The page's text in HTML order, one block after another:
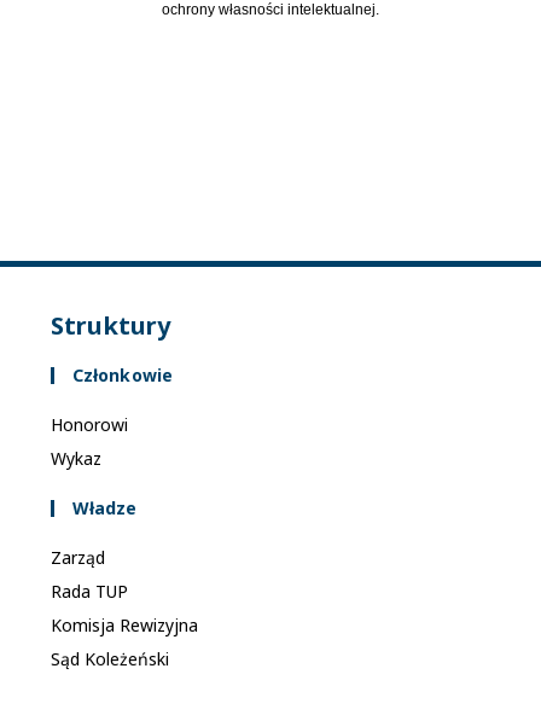
ochrony własności intelektualnej.
Struktury
Członkowie
Honorowi
Wykaz
Władze
Zarząd
Rada TUP
Komisja Rewizyjna
Sąd Koleżeński